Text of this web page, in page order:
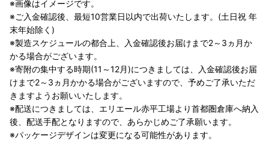
※画像はイメージです。
※ご入金確認後、最短10営業日以内で出荷いたします。(土日祝 年
末年始除く)
※製造スケジュールの都合上、入金確認後お届けまで2～3ヵ月か
かる場合がございます。
※寄附の集中する時期(11～12月)につきましては、入金確認後お届
けまで2～3ヵ月かかる場合がございますので、予めご了承いただ
きますようお願いいたします。
※配送につきましては、エリエール赤平工場より首都圏倉庫へ納入
後、配送手配となりますので、あらかじめご了承願います。
※パッケージデザインは変更になる可能性があります。